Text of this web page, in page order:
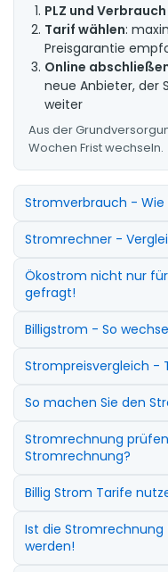
PLZ und Verbrauch
Tarif wählen:
Preisgarantie
Online
neue Anbieter, der
weiter
Aus der
Wochen Frist wechseln.
Stromverbrauch -
Stromrechner -
Ökostrom nicht nur
gefragt!
Billigstrom - So
Strompreisvergleich -
So machen Sie den
Stromrechnung
Stromrechnung?
Billig Strom Tarife
Ist die
werden!